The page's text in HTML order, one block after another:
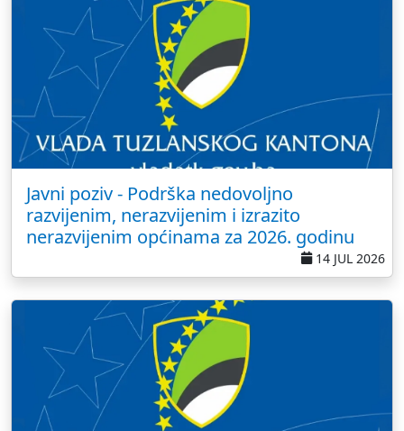
Javni poziv - Podrška nedovoljno
razvijenim, nerazvijenim i izrazito
nerazvijenim općinama za 2026. godinu
14 JUL 2026